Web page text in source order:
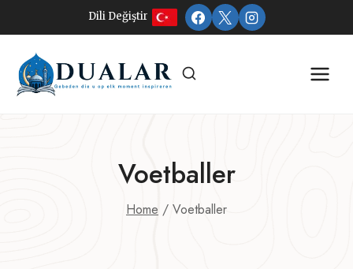
naar
inhoud
Dili Değiştir
Voetballer
Home / Voetballer